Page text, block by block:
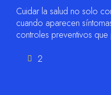
Cuidar la salud no solo
cuando aparecen
controles preventivos que
2